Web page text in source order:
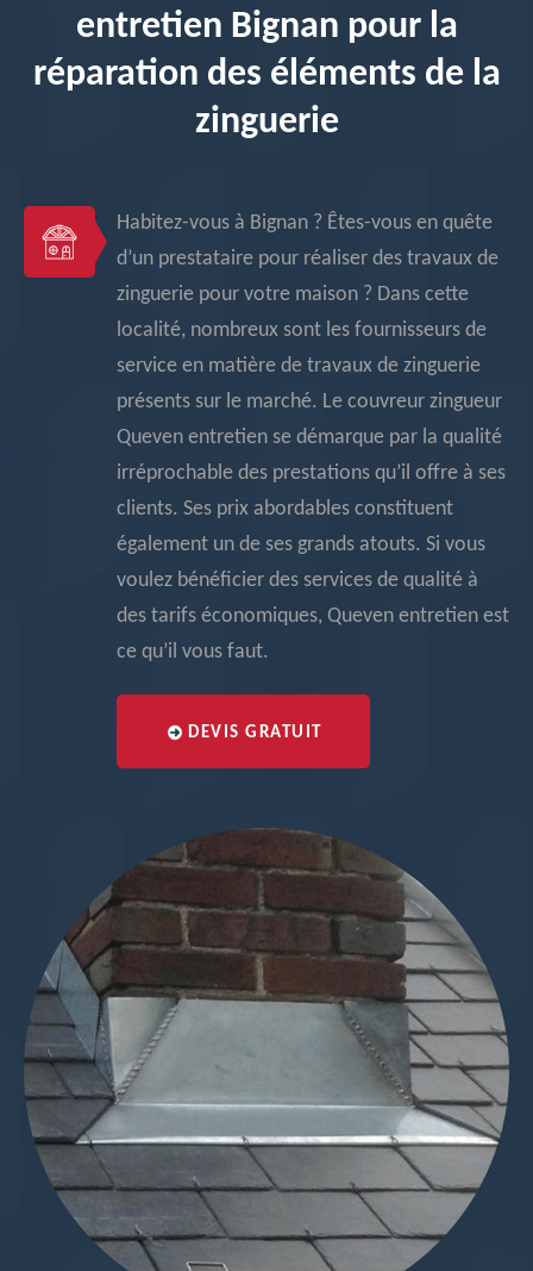
entretien Bignan pour la
réparation des éléments de la
zinguerie
Habitez-vous à Bignan ? Êtes-vous en quête
d’un prestataire pour réaliser des travaux de
zinguerie pour votre maison ? Dans cette
localité, nombreux sont les fournisseurs de
service en matière de travaux de zinguerie
présents sur le marché. Le couvreur zingueur
Queven entretien se démarque par la qualité
irréprochable des prestations qu’il offre à ses
clients. Ses prix abordables constituent
également un de ses grands atouts. Si vous
voulez bénéficier des services de qualité à
des tarifs économiques, Queven entretien est
ce qu’il vous faut.
DEVIS GRATUIT